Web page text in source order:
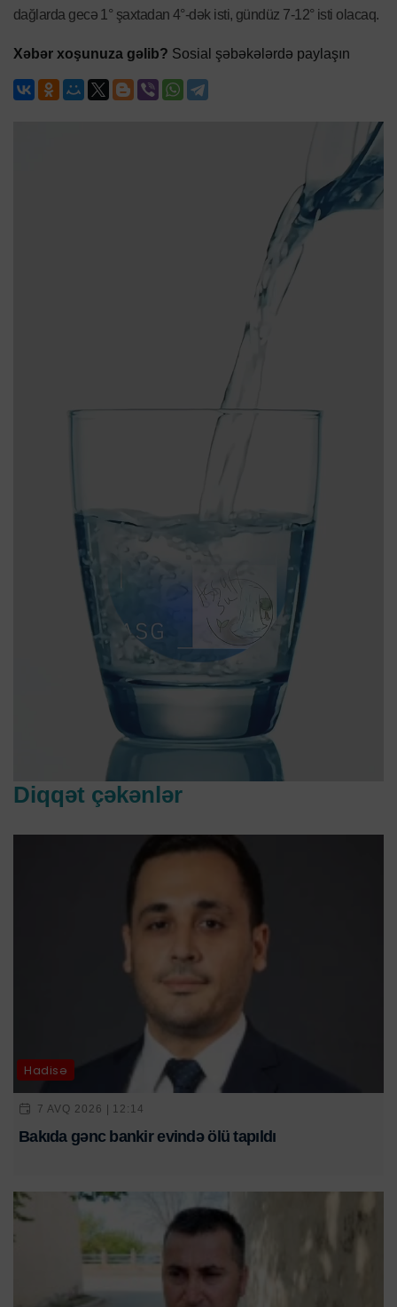
dağlarda gecə 1° şaxtadan 4°-dək isti, gündüz 7-12° isti olacaq.
Xəbər xoşunuza gəlib? Sosial şəbəkələrdə paylaşın
Diqqət çəkənlər
Hadisə
7 AVQ 2026 | 12:14
Bakıda gənc bankir evində ölü tapıldı